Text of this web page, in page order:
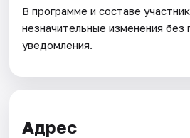
В программе и составе
незначительные изменения без
уведомления.
Адрес